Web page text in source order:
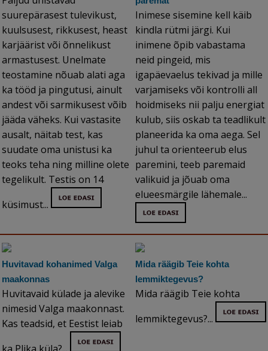
suurepärasest tulevikust,
kuulsusest, rikkusest, heast
karjäärist või õnnelikust
armastusest. Unelmate
teostamine nõuab alati aga
ka tööd ja pingutusi, ainult
andest või sarmikusest võib
jääda väheks. Kui vastasite
ausalt, näitab test, kas
suudate oma unistusi ka
teoks teha ning milline olete
tegelikult. Testis on 14
küsimust...
Inimese sisemine kell käib
kindla rütmi järgi. Kui
inimene õpib vabastama
neid pingeid, mis
igapäevaelus tekivad ja mille
varjamiseks või kontrolli all
hoidmiseks nii palju energiat
kulub, siis oskab ta teadlikult
planeerida ka oma aega. Sel
juhul ta orienteerub elus
paremini, teeb paremaid
valikuid ja jõuab oma
elueesmärgile lähemale...
Huvitavad kohanimed Valga
maakonnas
Huvitavaid külade ja alevike
nimesid Valga maakonnast.
Kas teadsid, et Eestist leiab
Mida räägib Teie kohta
lemmiktegevus?
Mida räägib Teie kohta
lemmiktegevus?...